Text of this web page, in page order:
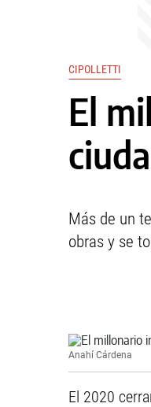
CIPOLLETTI
El
Más de un
obras y se
Anahí Cárdena
El 2020